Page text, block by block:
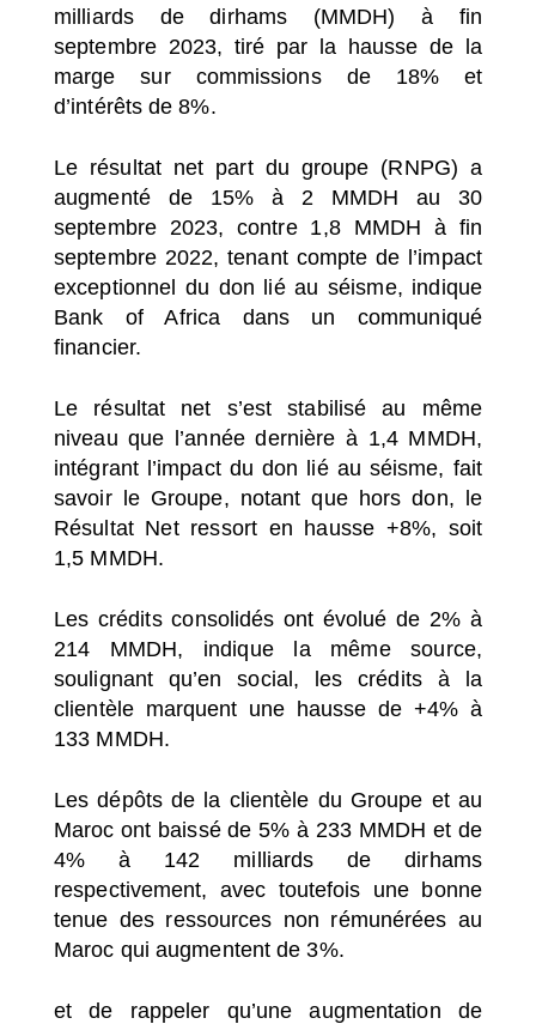
milliards de dirhams (MMDH) à fin
septembre 2023, tiré par la hausse de la
marge sur commissions de 18% et
d’intérêts de 8%.
Le résultat net part du groupe (RNPG) a
augmenté de 15% à 2 MMDH au 30
septembre 2023, contre 1,8 MMDH à fin
septembre 2022, tenant compte de l’impact
exceptionnel du don lié au séisme, indique
Bank of Africa dans un communiqué
financier.
Le résultat net s’est stabilisé au même
niveau que l’année dernière à 1,4 MMDH,
intégrant l’impact du don lié au séisme, fait
savoir le Groupe, notant que hors don, le
Résultat Net ressort en hausse +8%, soit
1,5 MMDH.
Les crédits consolidés ont évolué de 2% à
214 MMDH, indique la même source,
soulignant qu’en social, les crédits à la
clientèle marquent une hausse de +4% à
133 MMDH.
Les dépôts de la clientèle du Groupe et au
Maroc ont baissé de 5% à 233 MMDH et de
4% à 142 milliards de dirhams
respectivement, avec toutefois une bonne
tenue des ressources non rémunérées au
Maroc qui augmentent de 3%.
et de rappeler qu’une augmentation de